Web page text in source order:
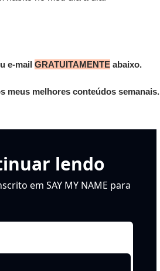
e-mail GRATUITAMENTE abaixo.
meus melhores conteúdos semanais.
lendo
em SAY MY NAME para